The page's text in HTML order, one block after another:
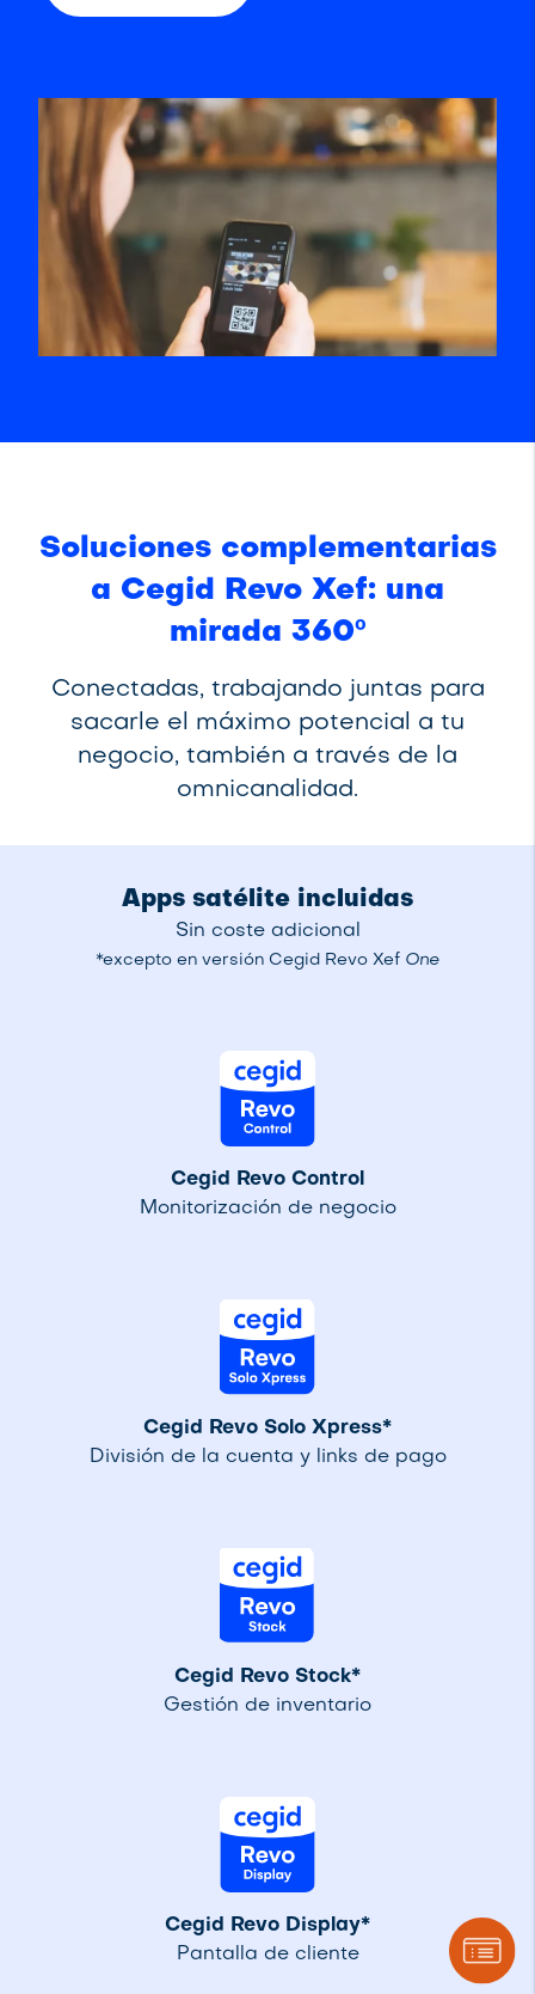
Soluciones complementarias
a Cegid Revo Xef: una
mirada 360º
Conectadas, trabajando juntas para
sacarle el máximo potencial a tu
negocio, también a través de la
omnicanalidad.
Apps satélite incluidas
Sin coste adicional
*excepto en versión Cegid Revo Xef One
Cegid Revo Control
Monitorización de negocio
Cegid Revo Solo Xpress*
División de la cuenta y links de pago
Cegid Revo Stock*
Gestión de inventario
Cegid Revo Display*
Pantalla de cliente